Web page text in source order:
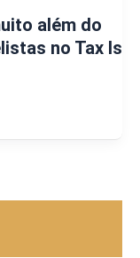
além do
no Tax Is